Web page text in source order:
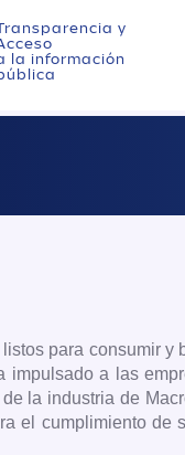
y
la información
para consumir
a las
la industria de
el cumplimiento de